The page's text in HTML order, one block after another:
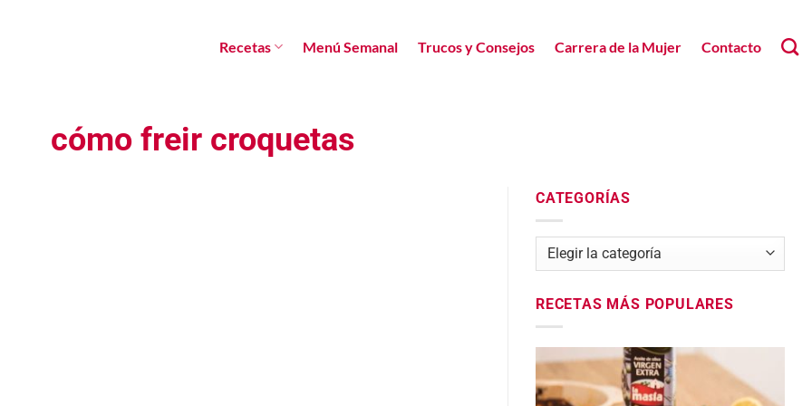
Recetas Menú Semanal Trucos y Consejos Carrera de la Mujer Contacto
cómo freir croquetas
CATEGORÍAS
Categorías
RECETAS MÁS POPULARES